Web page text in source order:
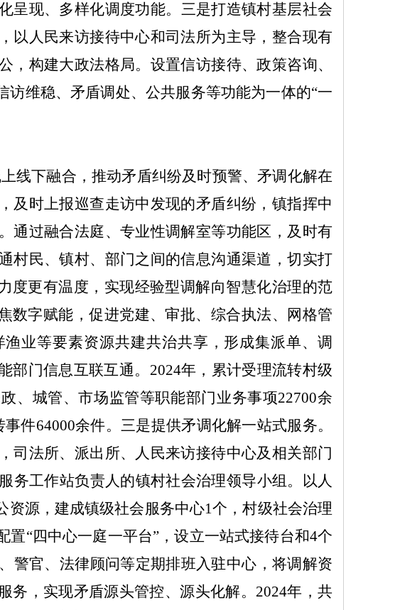
呈现、多样化调度功能。 三是打造镇村基层社会
以人民来访接待中心和司法所为主导，整合现有
， 构建大政法格局。设置信访接待、政策咨询、
访维稳、矛盾调处、公共服务等功能为一体的“一
线下融合，推动矛盾纠纷及时预警、矛调化解在
及时上报巡查走访中发现的矛盾纠纷，镇指挥中
通过融合法庭、专业性调解室等功能区，及时有
村民、镇村、部门之间的信息沟通渠道，切实打
度更有温度 ， 实现经验型调解向智慧化治理的范
数字赋能，促进党建、审批、综合执法、网格管
业等要素资源共建共治共享，形成集派单、调
部门信息互联互通。 2024年，累计受理流转村级
、城管、市场监管等职能部门业务事项22700余
事件64000余件。三是提供矛调化解一站式服务。
司法所、派出所、人民来访接待中心及相关部门
务工作站负责人的镇村社会治理领导小组。以人
资源，建成镇级社会服务中心1个，村级社会治理
置“四中心一庭一平台”，设立一站式接待台和4个
警官、法律顾问等定期排班入驻中心，将调解资
，实现矛盾源头管控、源头化解。 2024年，共